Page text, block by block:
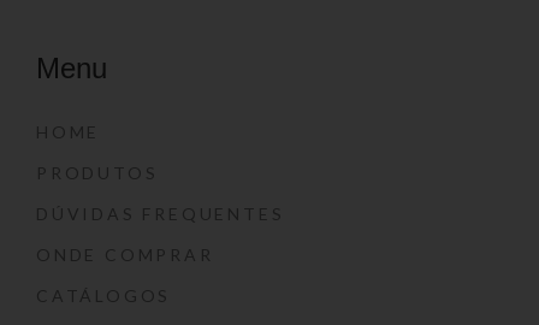
Menu
HOME
PRODUTOS
DÚVIDAS FREQUENTES
ONDE COMPRAR
CATÁLOGOS